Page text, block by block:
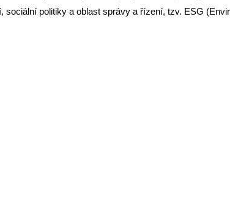
politiky a oblast správy a řízení, tzv. ESG